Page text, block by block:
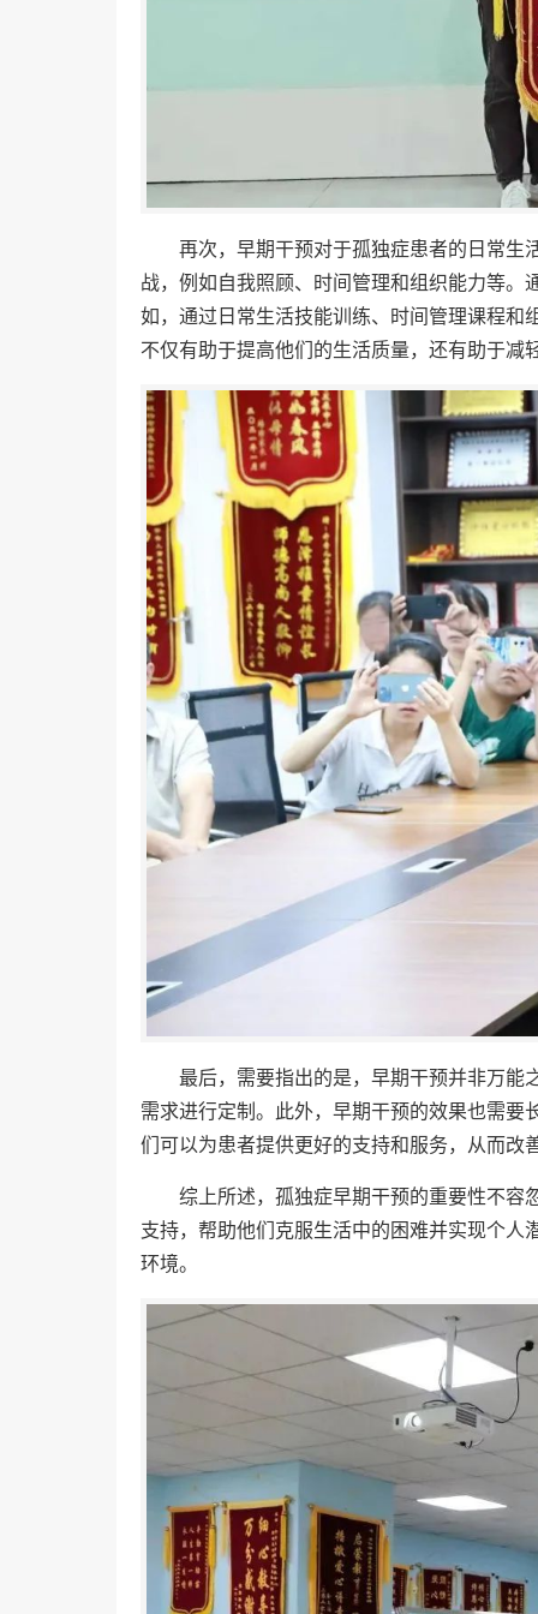
再次，早期干预对于孤独症患者的日常生
战，例如自我照顾、时间管理和组织能力等
如，通过日常生活技能训练、时间管理课程和
不仅有助于提高他们的生活质量，还有助于减
最后，需要指出的是，早期干预并非万能
需求进行定制。此外，早期干预的效果也需
们可以为患者提供更好的支持和服务，从而改
综上所述，孤独症早期干预的重要性不容
支持，帮助他们克服生活中的困难并实现个
环境。